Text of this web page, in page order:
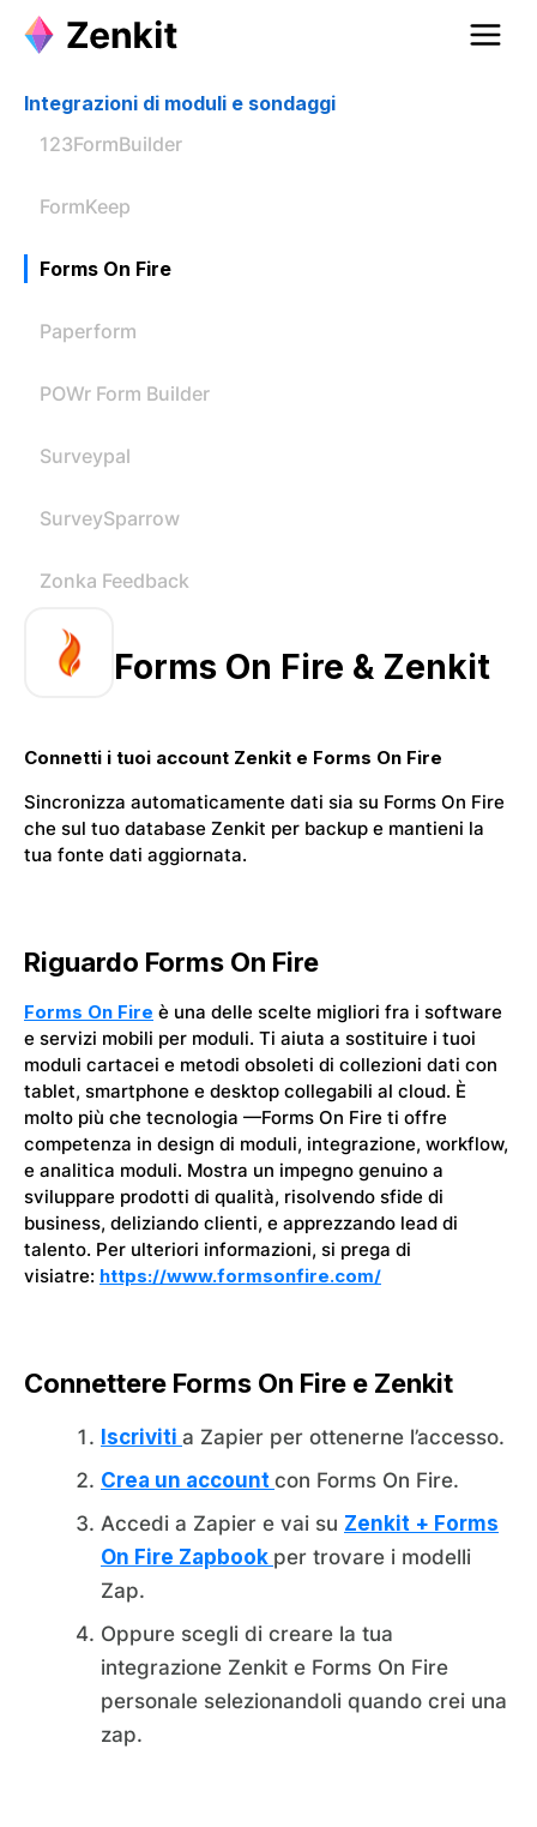
Integrazioni di moduli e sondaggi
123FormBuilder
FormKeep
Forms On Fire
Paperform
POWr Form Builder
Surveypal
SurveySparrow
Zonka Feedback
Forms On Fire & Zenkit
Connetti i tuoi account Zenkit e Forms On Fire
Sincronizza automaticamente dati sia su Forms On Fire
che sul tuo database Zenkit per backup e mantieni la
tua fonte dati aggiornata.
Riguardo Forms On Fire
Forms On Fire è una delle scelte migliori fra i software
e servizi mobili per moduli. Ti aiuta a sostituire i tuoi
moduli cartacei e metodi obsoleti di collezioni dati con
tablet, smartphone e desktop collegabili al cloud. È
molto più che tecnologia —Forms On Fire ti offre
competenza in design di moduli, integrazione, workflow,
e analitica moduli. Mostra un impegno genuino a
sviluppare prodotti di qualità, risolvendo sfide di
business, deliziando clienti, e apprezzando lead di
talento. Per ulteriori informazioni, si prega di
visiatre: https://www.formsonfire.com/
Connettere Forms On Fire e Zenkit
Iscriviti a Zapier per ottenerne l’accesso.
Crea un account con Forms On Fire.
Accedi a Zapier e vai su Zenkit + Forms
On Fire Zapbook per trovare i modelli
Zap.
Oppure scegli di creare la tua
integrazione Zenkit e Forms On Fire
personale selezionandoli quando crei una
zap.